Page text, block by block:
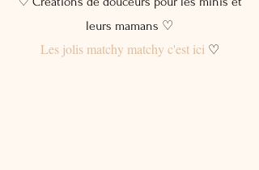
leurs mamans ♡
Les jolis matchy matchy c'est ici♡